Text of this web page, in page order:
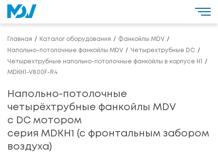
Главная Каталог оборудования Фанкойлы MDV
Напольно-потолочные фанкойлы MDV Четырехтрубные DC
Четырехтрубные напольно-потолочные фанкойлы в корпусе H1
MDKH1-V800F-R4
Напольно-потолочные
четырёхтрубные фанкойлы MDV
с DC мотором
серия MDKH1 (с фронтальным забором
воздуха)